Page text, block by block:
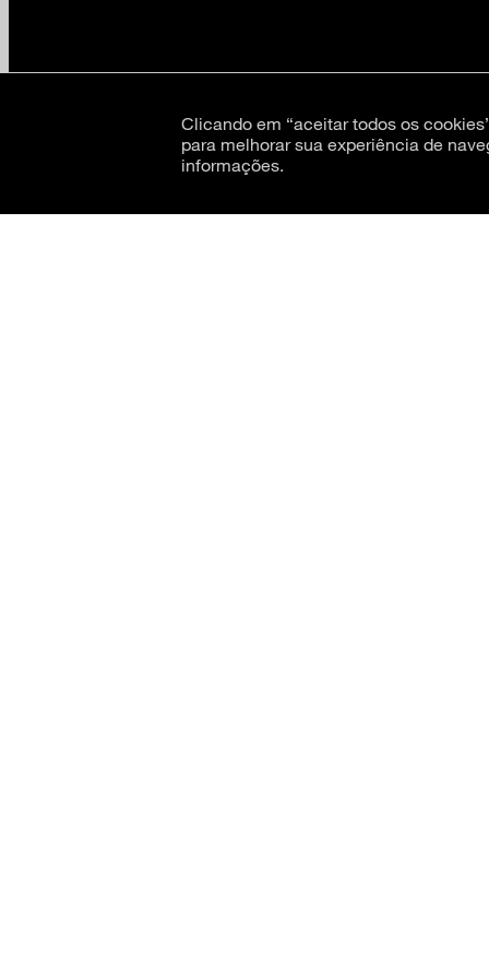
Clicando em “aceitar todos os
para melhorar sua experiência de
informações.